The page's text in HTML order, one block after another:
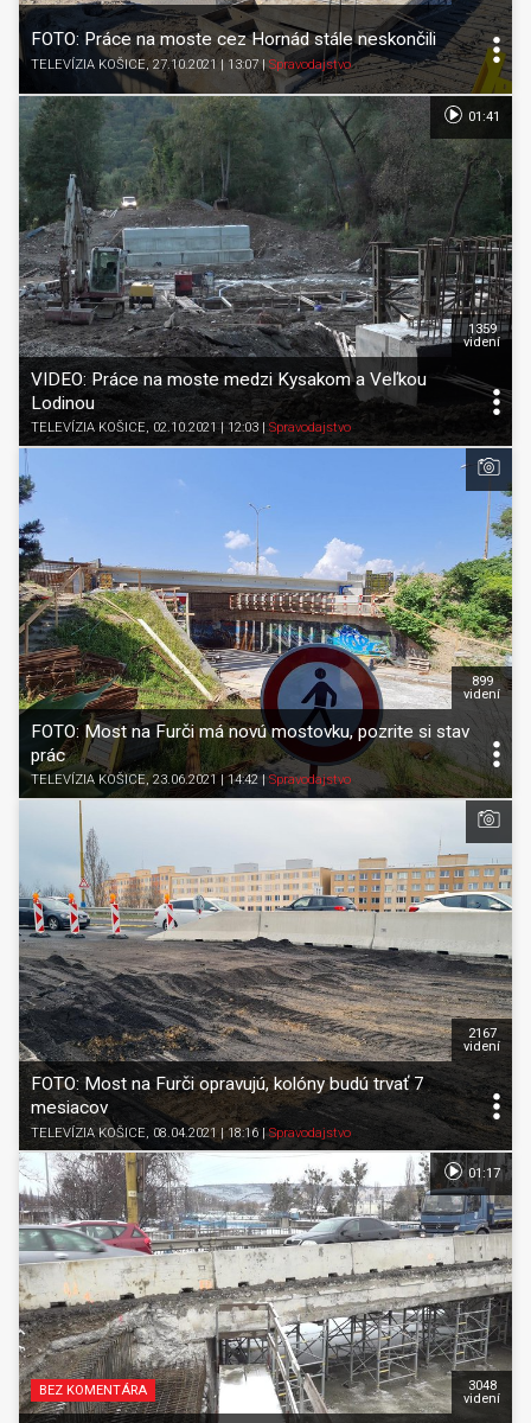
FOTO: Práce na moste cez Hornád stále neskončili
TELEVÍZIA KOŠICE, 27.10.2021 | 13:07|Spravodajstvo
VIDEO: Práce na moste medzi Kysakom a Veľkou
Lodinou
TELEVÍZIA KOŠICE, 02.10.2021 | 12:03 Spravodajstvo
1359
videní
01:41
FOTO: Most na Furči má novú mostovku, pozrite si stav
prác
TELEVÍZIA KOŠICE, 23.06.2021 | 14:42 | Spravodajstvo
899
videní
FOTO: Most na Furči opravujú, kolóny budú trvať 7
mesiacov
TELEVÍZIA KOŠICE, 08.04.2021 | 18:16|Spravodajstvo
2167
videní
BEZ KOMENTÁRA
3048
videní
01:17